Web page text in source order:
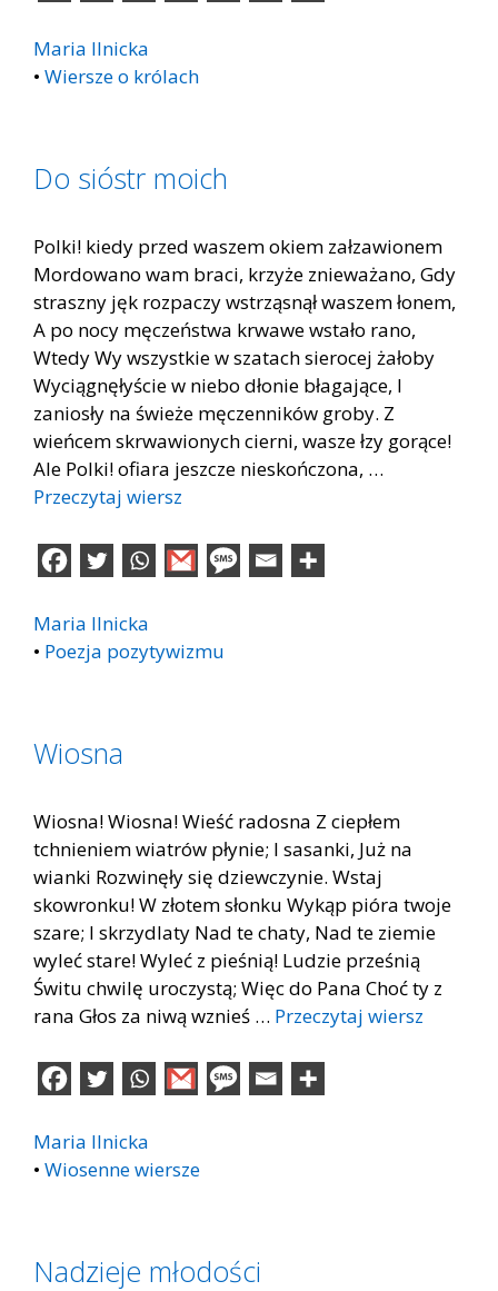
Maria Ilnicka
• Wiersze o królach
Do sióstr moich
Polki! kiedy przed waszem okiem załzawionem
Mordowano wam braci, krzyże znieważano, Gdy
straszny jęk rozpaczy wstrząsnął waszem łonem,
A po nocy męczeństwa krwawe wstało rano,
Wtedy Wy wszystkie w szatach sierocej żałoby
Wyciągnęłyście w niebo dłonie błagające, I
zaniosły na świeże męczenników groby. Z
wieńcem skrwawionych cierni, wasze łzy gorące!
Ale Polki! ofiara jeszcze nieskończona, …
Przeczytaj wiersz
Maria Ilnicka
• Poezja pozytywizmu
Wiosna
Wiosna! Wiosna! Wieść radosna Z ciepłem
tchnieniem wiatrów płynie; I sasanki, Już na
wianki Rozwinęły się dziewczynie. Wstaj
skowronku! W złotem słonku Wykąp pióra twoje
szare; I skrzydlaty Nad te chaty, Nad te ziemie
wyleć stare! Wyleć z pieśnią! Ludzie prześnią
Świtu chwilę uroczystą; Więc do Pana Choć ty z
rana Głos za niwą wznieś … Przeczytaj wiersz
Maria Ilnicka
• Wiosenne wiersze
Nadzieje młodości